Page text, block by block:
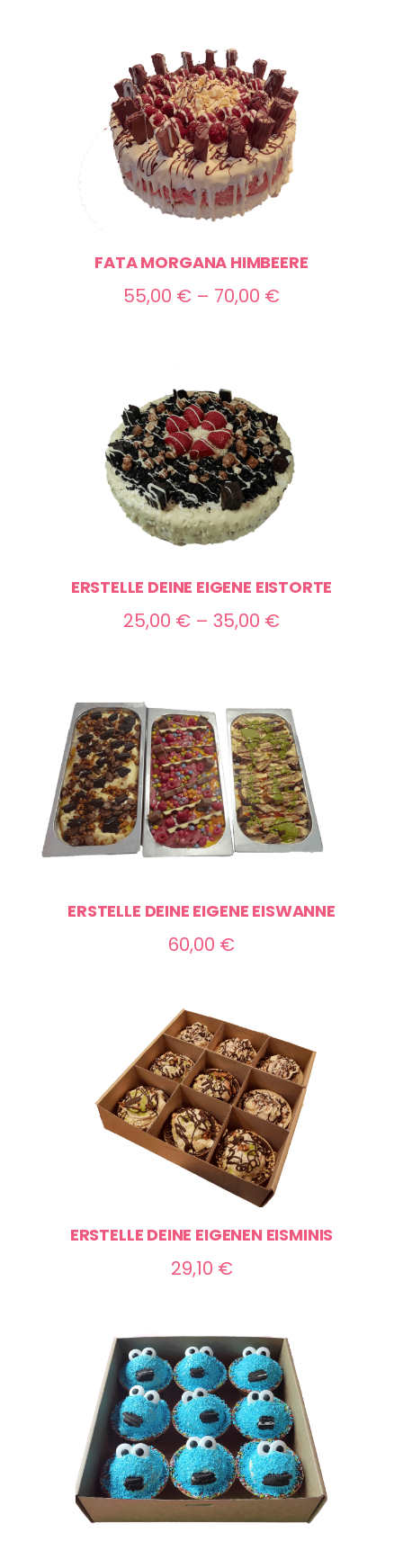
FATA MORGANA HIMBEERE
55,00 € – 70,00 €Preisspanne:
ERSTELLE DEINE EIGENE EISTORTE
25,00 € – 35,00 €Preisspanne:
35,00 €
ERSTELLE DEINE EIGENE EISWANNE
60,00 €
ERSTELLE DEINE EIGENEN EISMINIS
29,10 €